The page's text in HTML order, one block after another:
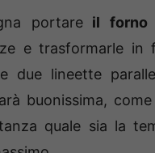
portareil forno
e trasformarle in
due lineette
buonissima,
quale sia la